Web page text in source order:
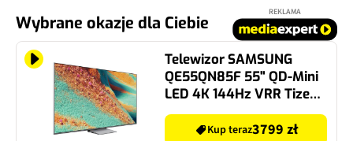
Wybrane okazje dla Ciebie
REKLAMA
Telewizor SAMSUNG
QE55QN85F 55" QD-Mini
LED 4K 144Hz VRR Tizen
TV Dolby Atmos HDMI 2.1
Kup teraz3799 zł